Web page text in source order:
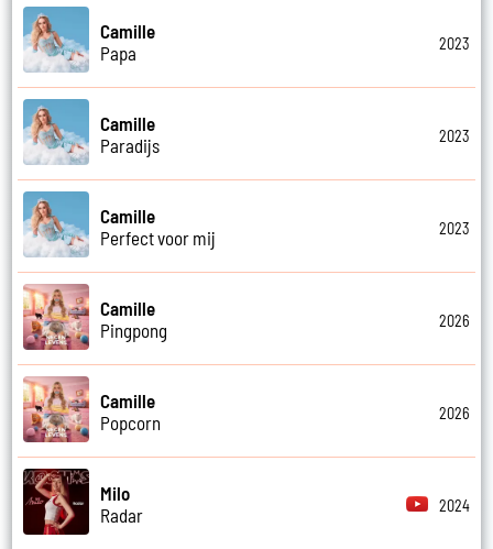
Camille
Papa
2023
Camille
Paradijs
2023
Camille
Perfect voor mij
2023
Camille
Pingpong
2026
Camille
Popcorn
2026
Milo
Radar
2024